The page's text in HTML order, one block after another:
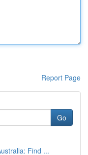
Report Page
Go
Find ...